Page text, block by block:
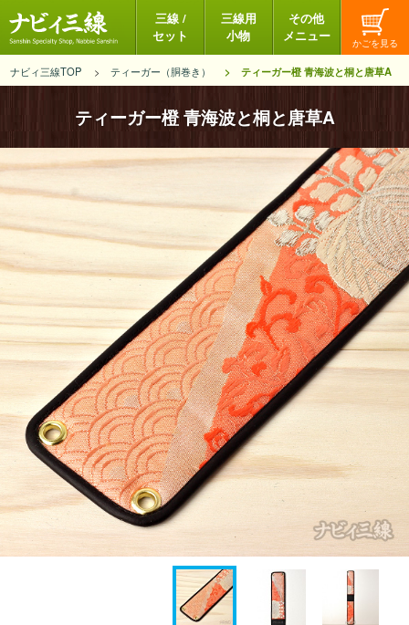
三線 /
セット
三線用
小物
その他
メニュー
ナビィ三線TOP ティーガー（胴巻き） ティーガー橙 青海波と桐と唐草A
ティーガー橙 青海波と桐と唐草A